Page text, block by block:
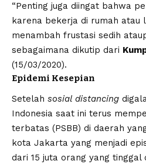
“Penting juga diingat bahwa
karena bekerja di rumah atau
menambah frustasi sedih
sebagaimana dikutip dari
(15/03/2020).
Epidemi Kesepian
Setelah sosial distancing
Indonesia saat ini terus
terbatas (PSBB) di daerah
kota Jakarta yang menjadi
dari 15 juta orang yang tinggal